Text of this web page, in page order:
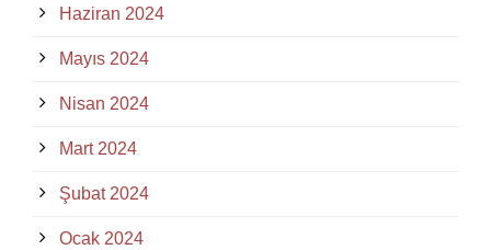
Haziran 2024
Mayıs 2024
Nisan 2024
Mart 2024
Şubat 2024
Ocak 2024